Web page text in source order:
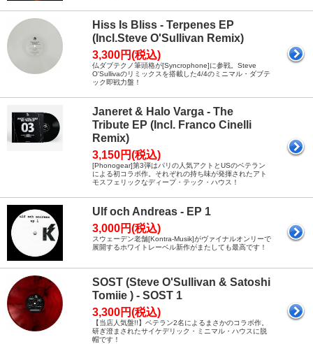
Hiss Is Bliss - Terpenes EP
(Incl.Steve O'Sullivan Remix)
3,300円(税込)
仏ダブテクノ筆頭格が[Syncrophone]に参戦。Steve
O'Sullivaのリミックスを搭載した4/4のミニマル・ダブテ
ック即戦力盤！
Janeret & Halo Varga - The
Tribute EP (Incl. Franco Cinelli
Remix)
3,150円(税込)
[Phonogear]第3弾はパリの人気アクトとUSのベテラン
による初コラボ作。それぞれの持ち味が発揮されたアト
モスフェリックなディープ・テック・ハウス！
Ulf och Andreas - EP 1
3,000円(税込)
スウェーデン老舗[Kontra-Musik]がヴァイナルオンリーで
展開するホワイトレーベル新作がまたしても最高です！
SOST (Steve O'Sullivan & Satoshi
Tomiie ) - SOST 1
3,300円(税込)
【当店人気盤!!】ベテラン2名によるまさかのコラボ作。
研ぎ澄まされたサイケデリック・ミニマル・ハウスに脱
帽です！